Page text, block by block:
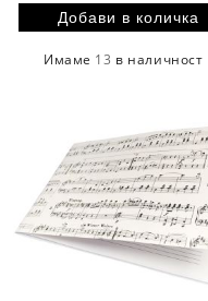
Имаме 13 в наличност